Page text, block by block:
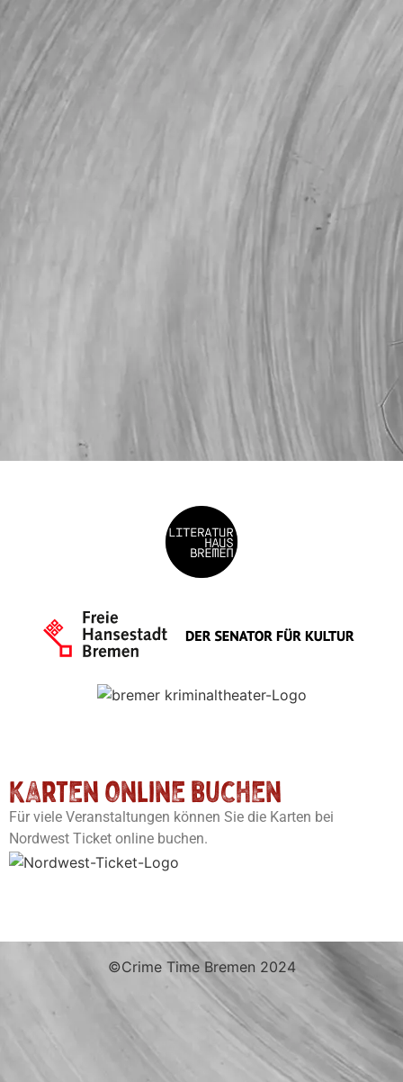
Karten online buchen
Für viele Veranstaltungen können Sie die Karten bei
Nordwest Ticket online buchen.
©Crime Time Bremen 2024